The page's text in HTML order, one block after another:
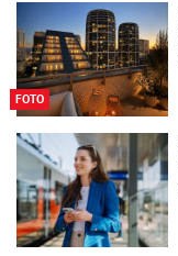
FOTO